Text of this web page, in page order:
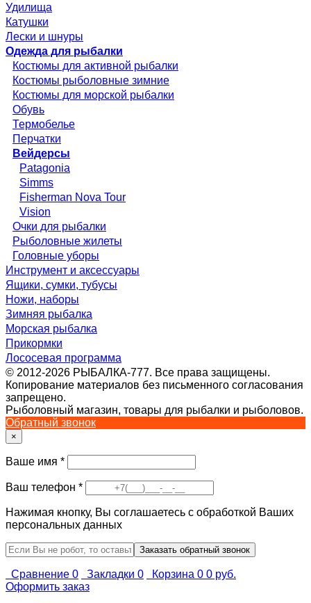
Удилища
Катушки
Лески и шнуры
Одежда для рыбалки
Костюмы для активной рыбалки
Костюмы рыболовные зимние
Костюмы для морской рыбалки
Обувь
Термобелье
Перчатки
Вейдерсы
Patagonia
Simms
Fisherman Nova Tour
Vision
Очки для рыбалки
Рыболовные жилеты
Головные уборы
Инструмент и аксессуары
Ящики, сумки, тубусы
Ножи, наборы
Зимняя рыбалка
Морская рыбалка
Прикормки
Лососевая программа
© 2012-2026 РЫБАЛКА-777. Все права защищены.
Копирование материалов без письменного согласования
запрещено.
Рыболовный магазин, товары для рыбалки и рыболовов.
Обратный звонок
×
Ваше имя *
Ваш телефон *
Нажимая кнопку, Вы соглашаетесь с обработкой Ваших
персональных данных
Сравнение 0 Закладки 0 Корзина 0 0 руб.
Оформить заказ